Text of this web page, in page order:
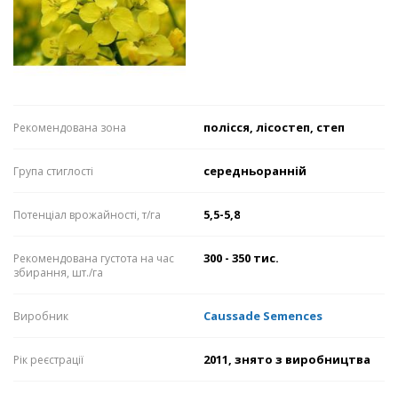
Рекомендована зона полісся, лісостеп, степ
Група стиглості середньоранній
Потенціал врожайності, т/га 5,5-5,8
Рекомендована густота на час
збирання, шт./га
300 - 350 тис.
Виробник Caussade Semences
Рік реєстрації 2011, знято з виробництва